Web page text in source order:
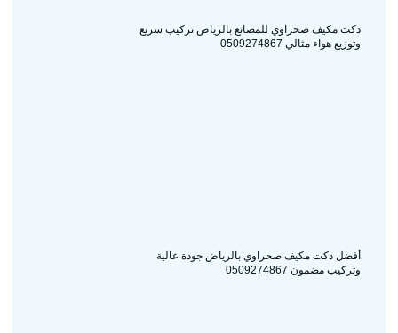
دكت مكيف صحراوي للمصانع بالرياض تركيب سريع
وتوزيع هواء مثالي 0509274867
أفضل دكت مكيف صحراوي بالرياض جودة عالية
وتركيب مضمون 0509274867